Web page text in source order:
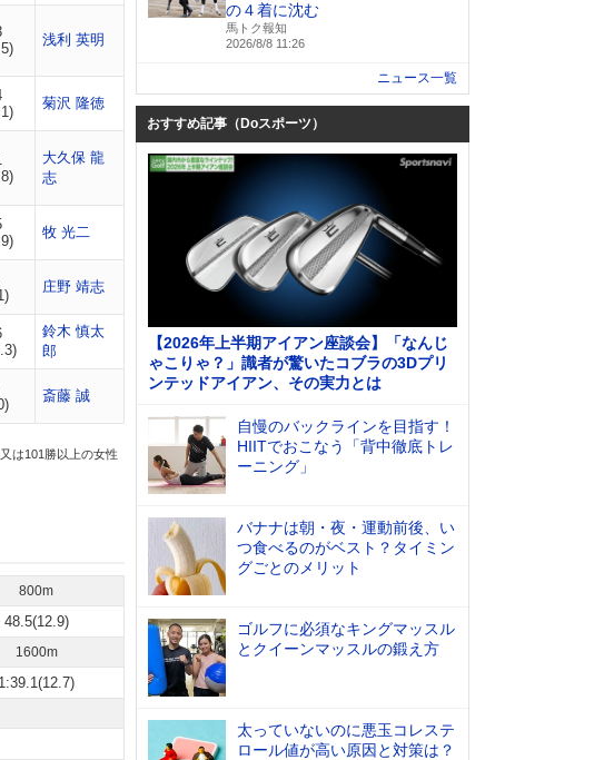
浅利 英明
菊沢 隆徳
大久保 龍
志
牧 光二
庄野 靖志
鈴木 慎太
郎
斎藤 誠
は101勝以上の女性
800m
48.5(12.9)
1600m
1:39.1(12.7)
の４着に沈む
馬トク報知
2026/8/8 11:26
ニュース一覧
おすすめ記事（Doスポーツ）
【2026年上半期アイアン座談会】「なんじ
ゃこりゃ？」識者が驚いたコブラの3Dプリ
ンテッドアイアン、その実力とは
自慢のバックラインを目指す！
HIITでおこなう「背中徹底トレ
ーニング」
バナナは朝・夜・運動前後、い
つ食べるのがベスト？タイミン
グごとのメリット
ゴルフに必須なキングマッスル
とクイーンマッスルの鍛え方
太っていないのに悪玉コレステ
ロール値が高い原因と対策は？